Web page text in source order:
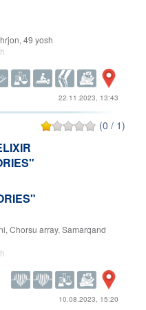
49 yosh
22.11.2023, 13:43
(0 / 1)
Chorsu array, Samarqand
10.08.2023, 15:20